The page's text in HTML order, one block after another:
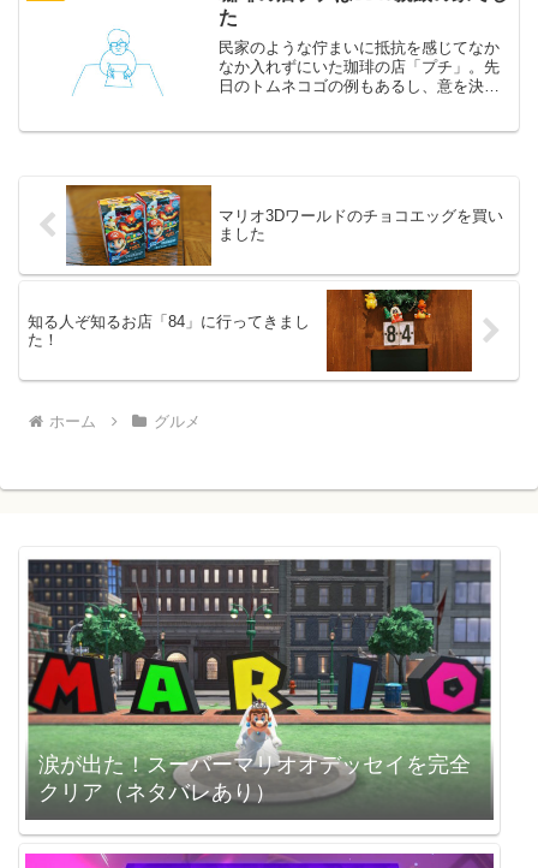
た
民家のような佇まいに抵抗を感じてなか
なか入れずにいた珈琲の店「プチ」。先
日のトムネコゴの例もあるし、意を決し
マリオ3Dワールドのチョコエッグを買い
ました
知る人ぞ知るお店「84」に行ってきまし
た！
ホーム グルメ
涙が出た！スーパーマリオオデッセイを完全
クリア（ネタバレあり）